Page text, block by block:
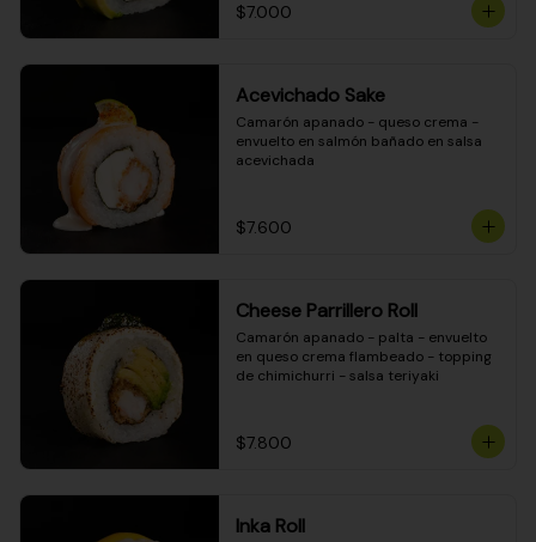
$7.000
Acevichado Sake
Camarón apanado - queso crema -
envuelto en salmón bañado en salsa
acevichada
$7.600
Cheese Parrillero Roll
Camarón apanado - palta - envuelto
en queso crema flambeado - topping
de chimichurri - salsa teriyaki
$7.800
Inka Roll